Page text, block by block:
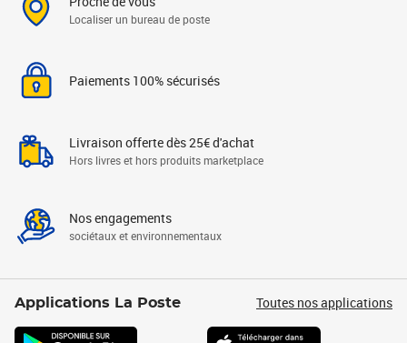
Localiser un bureau de poste
Paiements 100% sécurisés
Livraison offerte dès 25€ d'achat
Hors livres et hors produits marketplace
Nos engagements
sociétaux et environnementaux
Applications La Poste Toutes nos applications